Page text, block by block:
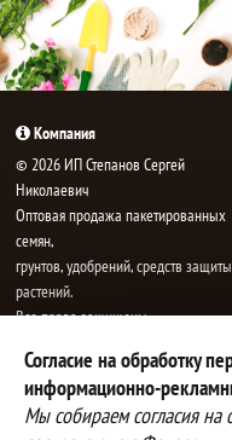
Согласие на обработку
информационно-
Мы собираем согласия на
Компания
© 2026 ИП Степанов Сергей
Николаевич
Oптовая продажа пакетированных
семян,
грунтов, удобрений, средств защиты
растений.
Все права защищены.
E-mail:mail@semenauspeha.ru
Телефон: +7 (8352) 28-80-34
Адрес: г. Чебоксары, пр. Мира 76 А